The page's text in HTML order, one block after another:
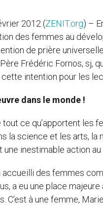
2012 (ZENIT.org) –
des femmes au
de prière universelle
Frédéric Fornos, sj,
intention pour les
dans le monde !
ce qu’apportent les
la science et les arts, la
inestimable action
des femmes
a eu une place
C’est à une femme,